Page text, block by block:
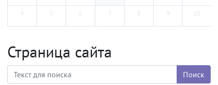
4 5 6 7 8 9 10
Страница сайта
Поиск